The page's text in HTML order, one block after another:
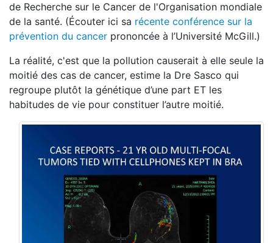
de Recherche sur le Cancer de l'Organisation mondiale
de la santé. (Écouter ici sa récente conférence sur la
prévention du cancer prononcée à l’Université McGill.)
La réalité, c'est que la pollution causerait à elle seule la
moitié des cas de cancer, estime la Dre Sasco qui
regroupe plutôt la génétique d’une part ET les
habitudes de vie pour constituer l’autre moitié.